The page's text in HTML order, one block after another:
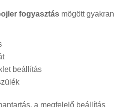
fogyasztásmögött gyakran
beállítás
a megfelelő beállítás